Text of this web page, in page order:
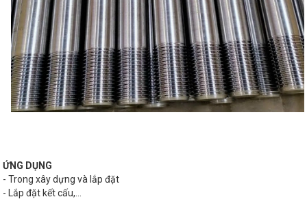
ỨNG DỤNG
- Trong xây dựng và lắp đặt
- Lắp đặt kết cấu,...